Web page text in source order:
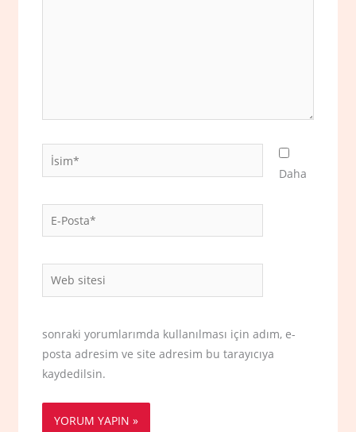
İsim*
Posta*
Web
sitesi
Daha
sonraki yorumlarımda kullanılması için adım, e-
posta adresim ve site adresim bu tarayıcıya
kaydedilsin.